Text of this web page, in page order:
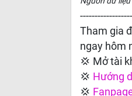
Tham gia
ngay hôm
💢 Mở tài
💢 Hướng
💢